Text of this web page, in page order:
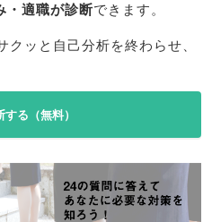
・適職が診断できます。
ッと自己分析を終わらせ、
る（無料）